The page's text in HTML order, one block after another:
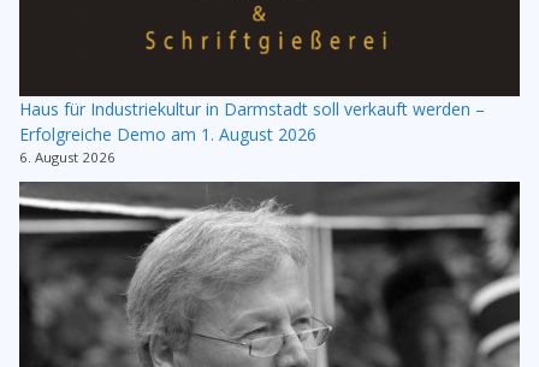
Haus für Industriekultur in Darmstadt soll verkauft werden –
Erfolgreiche Demo am 1. August 2026
6. August 2026